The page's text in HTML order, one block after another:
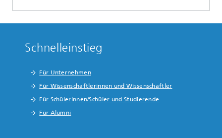
Schnelleinstieg
Für Unternehmen
Für Wissenschaftlerinnen und Wissenschaftler
Für Schülerinnen/Schüler und Studierende
Für Alumni